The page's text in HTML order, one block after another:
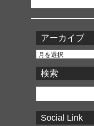
アーカイブ
ア
カ
イ
ブ
検索
検
Social Link